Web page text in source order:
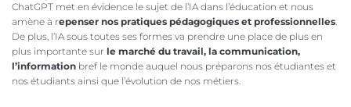
ChatGPT met en évidence le sujet de l’IA dans l’éducation et nous
amène à repenser nos pratiques pédagogiques et professionnelles.
De plus, l’IA sous toutes ses formes va prendre une place de plus en
plus importante sur le marché du travail, la communication,
l’information bref le monde auquel nous préparons nos étudiantes et
nos étudiants ainsi que l’évolution de nos métiers.